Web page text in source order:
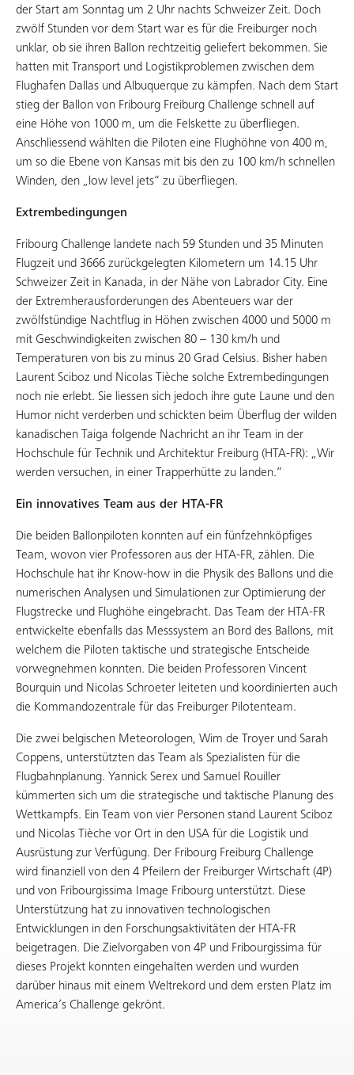
der Start am Sonntag um 2 Uhr nachts Schweizer Zeit. Doch
zwölf Stunden vor dem Start war es für die Freiburger noch
unklar, ob sie ihren Ballon rechtzeitig geliefert bekommen. Sie
hatten mit Transport und Logistikproblemen zwischen dem
Flughafen Dallas und Albuquerque zu kämpfen. Nach dem Start
stieg der Ballon von Fribourg Freiburg Challenge schnell auf
eine Höhe von 1000 m, um die Felskette zu überfliegen.
Anschliessend wählten die Piloten eine Flughöhne von 400 m,
um so die Ebene von Kansas mit bis den zu 100 km/h schnellen
Winden, den „low level jets“ zu überfliegen.
Extrembedingungen
Fribourg Challenge landete nach 59 Stunden und 35 Minuten
Flugzeit und 3666 zurückgelegten Kilometern um 14.15 Uhr
Schweizer Zeit in Kanada, in der Nähe von Labrador City. Eine
der Extremherausforderungen des Abenteuers war der
zwölfstündige Nachtflug in Höhen zwischen 4000 und 5000 m
mit Geschwindigkeiten zwischen 80 – 130 km/h und
Temperaturen von bis zu minus 20 Grad Celsius. Bisher haben
Laurent Sciboz und Nicolas Tièche solche Extrembedingungen
noch nie erlebt. Sie liessen sich jedoch ihre gute Laune und den
Humor nicht verderben und schickten beim Überflug der wilden
kanadischen Taiga folgende Nachricht an ihr Team in der
Hochschule für Technik und Architektur Freiburg (HTA-FR): „Wir
werden versuchen, in einer Trapperhütte zu landen.“
Ein innovatives Team aus der HTA-FR
Die beiden Ballonpiloten konnten auf ein fünfzehnköpfiges
Team, wovon vier Professoren aus der HTA-FR, zählen. Die
Hochschule hat ihr Know-how in die Physik des Ballons und die
numerischen Analysen und Simulationen zur Optimierung der
Flugstrecke und Flughöhe eingebracht. Das Team der HTA-FR
entwickelte ebenfalls das Messsystem an Bord des Ballons, mit
welchem die Piloten taktische und strategische Entscheide
vorwegnehmen konnten. Die beiden Professoren Vincent
Bourquin und Nicolas Schroeter leiteten und koordinierten auch
die Kommandozentrale für das Freiburger Pilotenteam.
Die zwei belgischen Meteorologen, Wim de Troyer und Sarah
Coppens, unterstützten das Team als Spezialisten für die
Flugbahnplanung. Yannick Serex und Samuel Rouiller
kümmerten sich um die strategische und taktische Planung des
Wettkampfs. Ein Team von vier Personen stand Laurent Sciboz
und Nicolas Tièche vor Ort in den USA für die Logistik und
Ausrüstung zur Verfügung. Der Fribourg Freiburg Challenge
wird finanziell von den 4 Pfeilern der Freiburger Wirtschaft (4P)
und von Fribourgissima Image Fribourg unterstützt. Diese
Unterstützung hat zu innovativen technologischen
Entwicklungen in den Forschungsaktivitäten der HTA-FR
beigetragen. Die Zielvorgaben von 4P und Fribourgissima für
dieses Projekt konnten eingehalten werden und wurden
darüber hinaus mit einem Weltrekord und dem ersten Platz im
America’s Challenge gekrönt.